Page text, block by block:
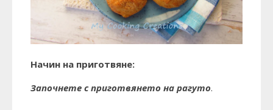
Начин на приготвяне:
Започнете с приготвянето на рагуто.